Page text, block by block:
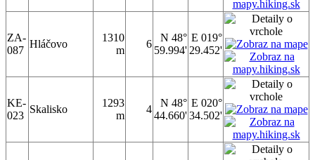
ZA-
087
Hláčovo
1310
m
6
N 48°
59.994'
E 019°
29.452'
KE-
023
Skalisko
1293
m
4
N 48°
44.660'
E 020°
34.502'